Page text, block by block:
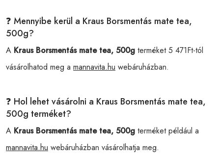
❓ Mennyibe kerül a Kraus Borsmentás mate tea,
500g?
A Kraus Borsmentás mate tea, 500g terméket 5 471Ft-tól
vásárolhatod meg a mannavita.hu webáruházban.
❓ Hol lehet vásárolni a Kraus Borsmentás mate tea,
500g terméket?
A Kraus Borsmentás mate tea, 500g terméket például a
mannavita.hu webáruházban vásárolhatja meg.